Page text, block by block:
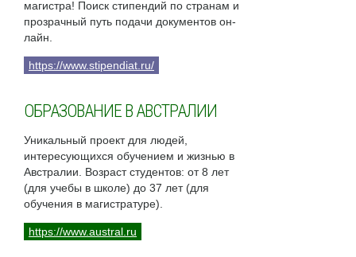
магистра! Поиск стипендий по странам и
прозрачный путь подачи документов он-
лайн.
https://www.stipendiat.ru/
ОБРАЗОВАНИЕ В АВСТРАЛИИ
Уникальный проект для людей,
интересующихся обучением и жизнью в
Австралии. Возраст студентов: от 8 лет
(для учебы в школе) до 37 лет (для
обучения в магистратуре).
https://www.austral.ru